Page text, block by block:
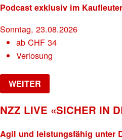
Podcast exklusiv im
Sonntag, 23.08.2026
abCHF 34
Verlosung
WEITER
NZZ LIVE «SICHER IN
Agil und leistungsfähig unter